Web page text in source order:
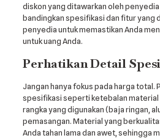
diskon yang ditawarkan oleh penyedia
bandingkan spesifikasi dan fitur yang
penyedia untuk memastikan Anda
untuk uang Anda.
Perhatikan Detail
Jangan hanya fokus pada harga total.
spesifikasi seperti ketebalan material
rangka yang digunakan (baja ringan,
pemasangan. Material yang
Anda tahan lama dan awet, sehingga